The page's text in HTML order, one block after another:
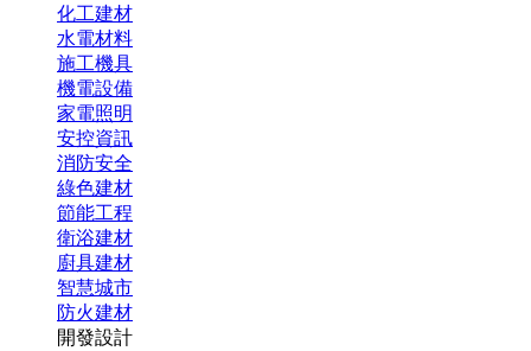
化工建材
水電材料
施工機具
機電設備
家電照明
安控資訊
消防安全
綠色建材
節能工程
衛浴建材
廚具建材
智慧城市
防火建材
開發設計